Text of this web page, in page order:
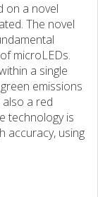
on a novel
The novel
microLEDs.
a single
emissions
a red
technology is
accuracy, using
for